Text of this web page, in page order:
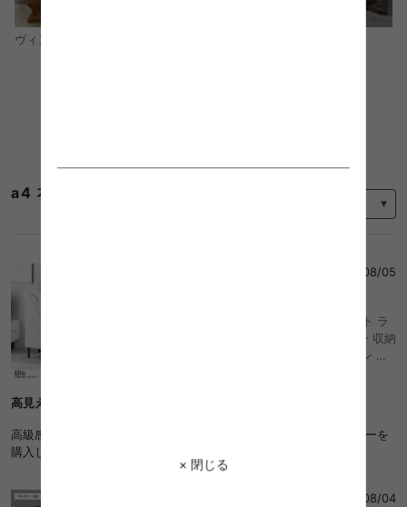
× 閉じる
ヴィンテージ
a4 本棚のレビュー
2026/08/05
幅100 キャビネット サイドボード チェスト ラ
ック おしゃれ おすすめ 大理石柄 ストーン 収納
本棚 スリム 薄型 省スペース ロー オープン 扉
高見え
高級感あるので部屋がすごくおしゃれになりました。ストーングレーを
購入しましたが、写真通りで満足です！
2026/08/04